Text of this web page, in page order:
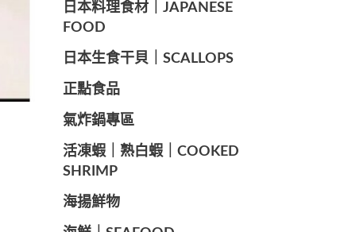
️日本料理食材｜JAPANESE
FOOD
日本生食干貝｜SCALLOPS
正點食品
️氣炸鍋專區
️活凍蝦｜熟白蝦｜COOKED
SHRIMP
海揚鮮物